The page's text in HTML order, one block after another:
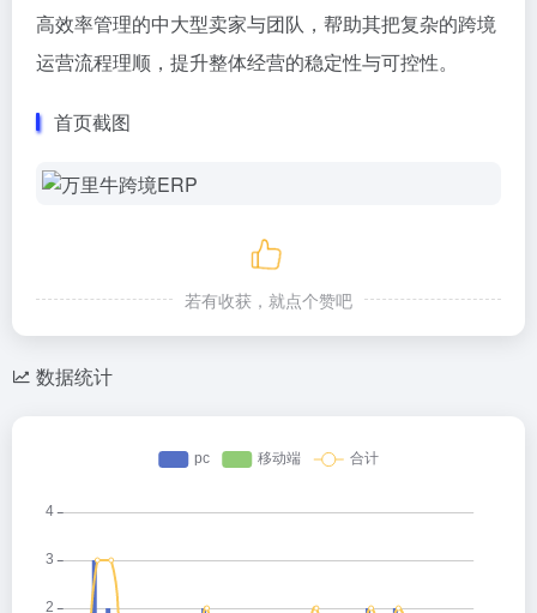
高效率管理的中大型卖家与团队，帮助其把复杂的跨境
运营流程理顺，提升整体经营的稳定性与可控性。
首页截图
若有收获，就点个赞吧
数据统计